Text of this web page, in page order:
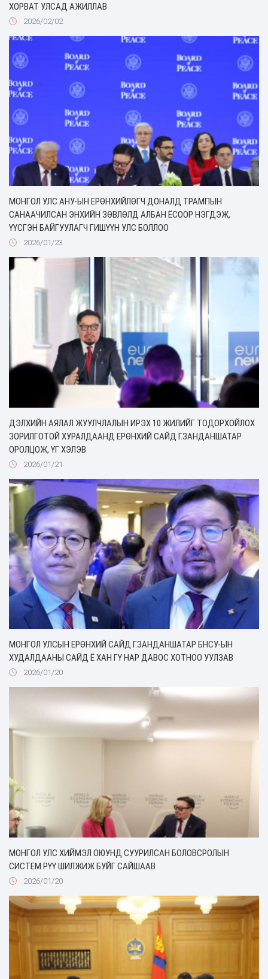
ХОРВАТ УЛСАД АЖИЛЛАВ
2026/02/02
МОНГОЛ УЛС АНУ-ЫН ЕРӨНХИЙЛӨГЧ ДОНАЛД ТРАМПЫН
САНААЧИЛСАН ЭНХИЙН ЗӨВЛӨЛД АЛБАН ЁСООР НЭГДЭЖ,
ҮҮСГЭН БАЙГУУЛАГЧ ГИШҮҮН УЛС БОЛЛОО
2026/01/23
ДЭЛХИЙН АЯЛАЛ ЖУУЛЧЛАЛЫН ИРЭХ 10 ЖИЛИЙГ ТОДОРХОЙЛОХ
ЗОРИЛГОТОЙ ХУРАЛДААНД ЕРӨНХИЙ САЙД Г.ЗАНДАНШАТАР
ОРОЛЦОЖ, ҮГ ХЭЛЭВ
2026/01/21
МОНГОЛ УЛСЫН ЕРӨНХИЙ САЙД Г.ЗАНДАНШАТАР БНСУ-ЫН
ХУДАЛДААНЫ САЙД Ё ХАН ГҮ НАР ДАВОС ХОТНОО УУЛЗАВ
2026/01/20
МОНГОЛ УЛС ХИЙМЭЛ ОЮУНД СУУРИЛСАН БОЛОВСРОЛЫН
СИСТЕМ РҮҮ ШИЛЖИЖ БУЙГ САЙШААВ
2026/01/20